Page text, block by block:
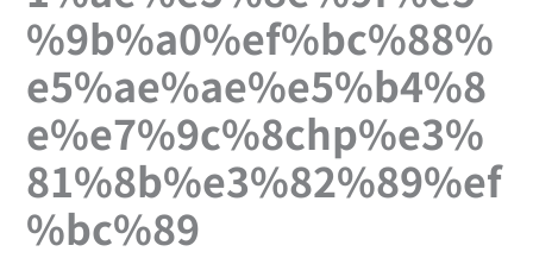
%9b%a0%ef%bc%88%
e5%ae%ae%e5%b4%8
e%e7%9c%8chp%e3%
81%8b%e3%82%89%ef
%bc%89